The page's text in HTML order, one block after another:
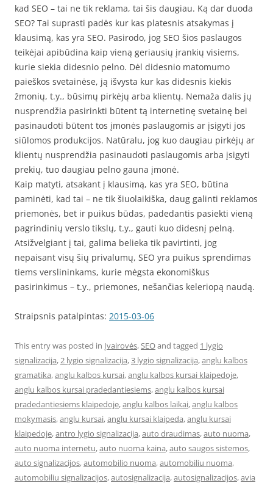
kad SEO – tai ne tik reklama, tai šis daugiau. Ką dar duoda
SEO? Tai suprasti padės kur kas platesnis atsakymas į
klausimą, kas yra SEO. Pasirodo, jog SEO šios paslaugos
teikėjai apibūdina kaip vieną geriausių įrankių visiems,
kurie siekia didesnio pelno. Dėl didesnio matomumo
paieškos svetainėse, ją išvysta kur kas didesnis kiekis
žmonių, t.y., būsimų pirkėjų arba klientų. Nemaža dalis jų
nusprendžia pasirinkti būtent tą internetinę svetainę bei
pasinaudoti būtent tos įmonės paslaugomis ar įsigyti jos
siūlomos produkcijos. Natūralu, jog kuo daugiau pirkėjų ar
klientų nusprendžia pasinaudoti paslaugomis arba įsigyti
prekių, tuo daugiau pelno gauna įmonė.
Kaip matyti, atsakant į klausimą, kas yra SEO, būtina
paminėti, kad tai – ne tik šiuolaikiška, daug galinti reklamos
priemonės, bet ir puikus būdas, padedantis pasiekti vieną
pagrindinių verslo tikslų, t.y., gauti kuo didesnį pelną.
Atsižvelgiant į tai, galima belieka tik pavirtinti, jog
nepaisant visų šių privalumų, SEO yra puikus sprendimas
tiems verslininkams, kurie mėgsta ekonomiškus
pasirinkimus – t.y., priemones, nešančias keleriopą naudą.
Straipsnis patalpintas: 2015-03-06
This entry was posted in Įvairovės,SEOand tagged 1 lygio
signalizacija,2 lygio signalizacija,3 lygio signalizacija,anglu kalbos
gramatika,anglu kalbos kursai,anglu kalbos kursai klaipedoje,
anglu kalbos kursai pradedantiesiems,anglu kalbos kursai
pradedantiesiems klaipedoje,anglu kalbos laikai,anglu kalbos
mokymasis,anglu kursai,anglu kursai klaipeda,anglu kursai
klaipedoje,antro lygio signalizacija,auto draudimas,auto nuoma,
auto nuoma internetu,auto nuoma kaina,auto saugos sistemos,
auto signalizacijos,automobilio nuoma,automobiliu nuoma,
automobiliu signalizacijos,autosignalizacija,autosignalizacijos,avia